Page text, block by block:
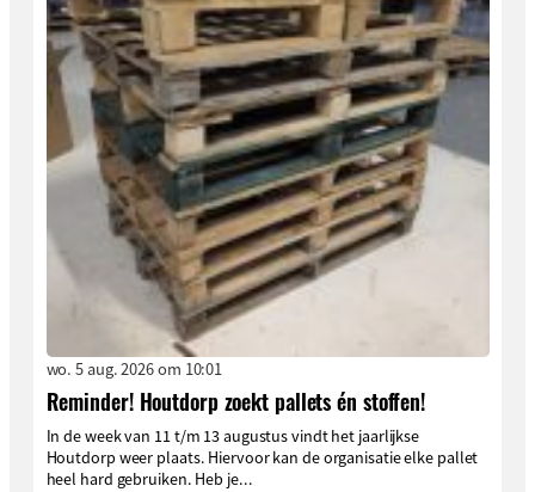
wo. 5 aug. 2026 om 10:01
Reminder! Houtdorp zoekt pallets én stoffen!
In de week van 11 t/m 13 augustus vindt het jaarlijkse
Houtdorp weer plaats. Hiervoor kan de organisatie elke pallet
heel hard gebruiken. Heb je...